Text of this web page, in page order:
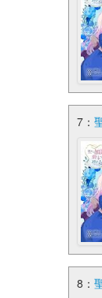
7：
8：